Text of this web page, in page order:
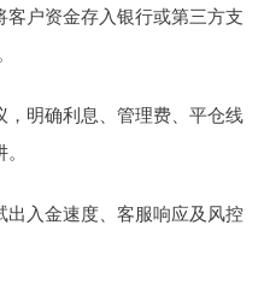
户资金存入银行或第三方支
明确利息、管理费、平仓线
入金速度、客服响应及风控